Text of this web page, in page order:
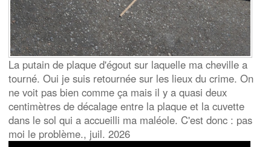
La putain de plaque d'égout sur laquelle ma cheville a
tourné. Oui je suis retournée sur les lieux du crime. On
ne voit pas bien comme ça mais il y a quasi deux
centimètres de décalage entre la plaque et la cuvette
dans le sol qui a accueilli ma maléole. C'est donc : pas
moi le problème., juil. 2026